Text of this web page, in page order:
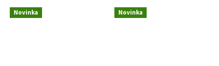
Novinka Novinka